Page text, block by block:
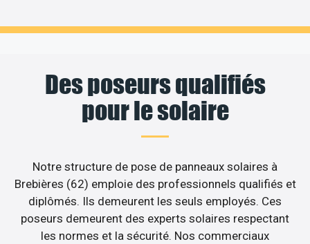
Des poseurs qualifiés
pour le solaire
Notre structure de pose de panneaux solaires à
Brebières (62) emploie des professionnels qualifiés et
diplômés. Ils demeurent les seuls employés. Ces
poseurs demeurent des experts solaires respectant
les normes et la sécurité. Nos commerciaux